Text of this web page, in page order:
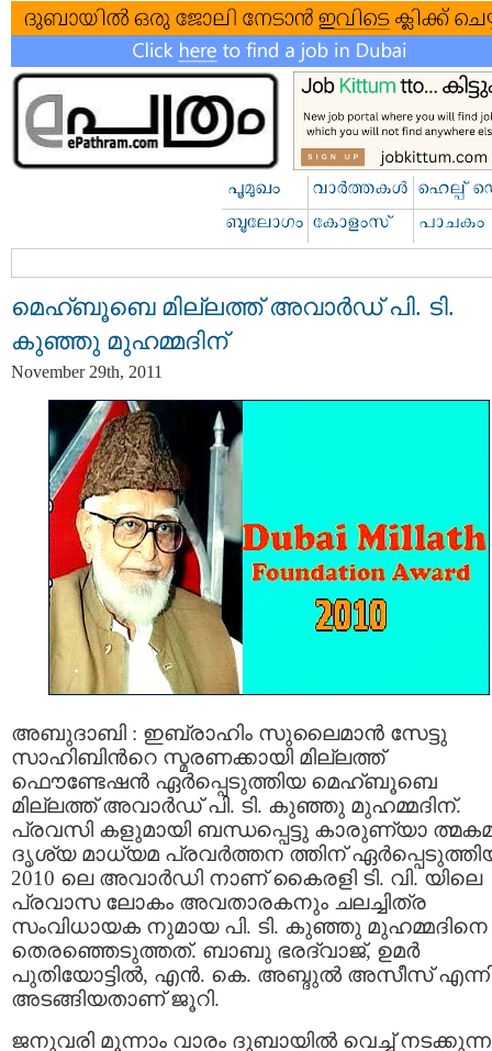
മെഹ്ബൂബെ മില്ലത്ത് അവാര്‍ഡ് പി. ടി.
കുഞ്ഞു മുഹമ്മദിന്
November 29th, 2011
അബുദാബി : ഇബ്രാഹിം സുലൈമാന്‍ സേട്ടു
സാഹിബിന്‍റെ സ്മരണക്കായി മില്ലത്ത്
ഫൌണ്ടേഷന്‍ ഏര്‍പ്പെടുത്തിയ മെഹ്ബൂബെ
മില്ലത്ത് അവാര്‍ഡ് പി. ടി. കുഞ്ഞു മുഹമ്മദിന്.
പ്രവസി കളുമായി ബന്ധപ്പെട്ടു കാരുണ്യാ
ദൃശ്യ മാധ്യമ പ്രവര്‍ത്തന ത്തിന്
2010 ലെ അവാര്‍ഡി നാണ് കൈരളി ടി. വി. യിലെ
പ്രവാസ ലോകം അവതാരകനും ചലച്ചിത്ര
സംവിധായക നുമായ പി. ടി. കുഞ്ഞു മുഹമ്മദിനെ
തെരഞ്ഞെടുത്തത്. ബാബു ഭരദ്വാജ്, ഉമര്‍
പുതിയോട്ടില്‍, എന്‍. കെ. അബ്ദുല്‍ അസീസ്‌
അടങ്ങിയതാണ് ജൂറി.
ജനുവരി മൂന്നാം വാരം ദുബായില്‍ വെച്ച് നടക്കുന്ന